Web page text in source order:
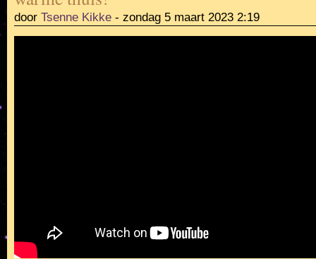
door Tsenne Kikke - zondag 5 maart 2023 2:19